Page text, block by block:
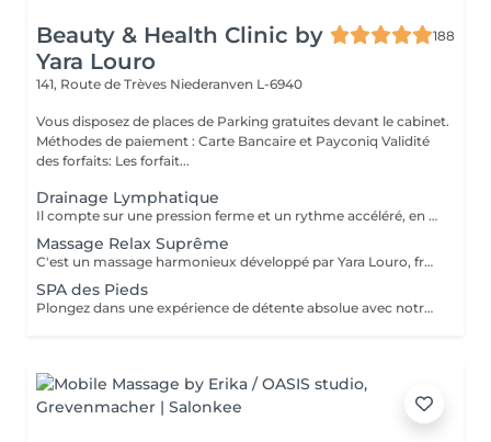
Beauty & Health Clinic by
Yara Louro
188
141, Route de Trèves Niederanven L-6940
Vous disposez de places de Parking gratuites devant le cabinet.
Méthodes de paiement : Carte Bancaire et Payconiq Validité
des forfaits: Les forfait...
Drainage Lymphatique
Il compte sur une pression ferme et un rythme accéléré, en plus de pompages et des manuvres exclusives qui permettent des résultats immédiats. Cette technique réduit les oedèmes, active la circulation sanguine et potentialise un réseau complexe de vaisseaux où passent les fluides corporels, réduisant ainsi la tant redoutée cellulite. Le résultat est un corps moins gonflé et galbé avec un métabolisme plus accéléré et, donc, une sensation de bien-être.
Massage Relax Suprême
C'est un massage harmonieux développé par Yara Louro, fruit de ses années d'expérience. Ce massage qui rassure le corps, l'esprit et l'âme, a été particulièrement développé pour fournir une relaxation totale des sens, vous transportant vers un état de bien-être parfait. Vous découvrirez tous ses secrets lors de votre séance.
SPA des Pieds
Plongez dans une expérience de détente absolue avec notre Spa des Pieds, un rituel d'exception dédié au bien-être et à l'élégance. Vos pieds sont délicatement immergés dans un bain sensoriel enrichi en sels précieux et actifs relaxants, favorisant la détente profonde et la revitalisation. Le soin se poursuit par une exfoliation raffinée qui révèle une peau douce et soyeuse, suivie d'un massage expert aux gestes lents et enveloppants, libérant les tensions et rééquilibrant les énergies. Véritable moment de luxe et de sérénité, ce soin procure une sensation de légèreté durable et un confort absolu.